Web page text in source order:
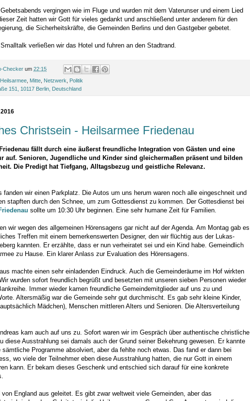
vergingen wie im Fluge und wurden mit dem Vaterunser und einem Lied
Zeit hatten wir Gott für vieles gedankt und anschließend unter anderem für den
die Sicherheitskräfte, die Gemeinden Berlins und den Gastgeber gebetet.
verließen wir das Hotel und fuhren an den Stadtrand.
Checker um 22:15
Heilsarmee Mitte Netzwerk
Politik
151, 10117 Berlin, Deutschland
Christsein - Heilsarmee Friedenau
fällt durch eine äußerst freundliche Integration von Gästen und eine
auf. Senioren, Jugendliche und Kinder sind gleichermaßen präsent und bilden
Die Predigt hat Tiefgang, Alltagsbezug und geistliche Relevanz.
fanden wir einen Parkplatz. Die Autos um uns herum waren noch alle eingeschneit und
stapften durch den Schnee, um zum Gottesdienst zu kommen. Der Gottesdienst bei
sollte um 10:30 Uhr beginnen. Eine sehr humane Zeit für Familien.
wir wegen des allgemeinen Hörensagens gar nicht auf der Agenda. Am Montag gab es
Treffen mit einem bemerkenswerten Designer, den wir flüchtig aus der Lukas-
kannten. Er erzählte, dass er nun verheiratet sei und ein Kind habe. Gemeindlich
zu Hause. Ein klarer Anlass zur Evaluation des Hörensagens.
machte einen sehr einladenden Eindruck. Auch die Gemeinderäume im Hof wirkten
wurden sofort freundlich begrüßt und besetzten mit unseren sieben Personen wieder
Immer wieder kamen freundliche Gemeindemitglieder auf uns zu und
Altersmäßig war die Gemeinde sehr gut durchmischt. Es gab sehr kleine Kinder,
Mädchen), Menschen mittleren Alters und Senioren. Die Altersverteilung
kam auch auf uns zu. Sofort waren wir im Gespräch über authentische christliche
diese Ausstrahlung sei damals auch der Grund seiner Bekehrung gewesen. Er kannte
Programme absolviert, aber da fehlte noch etwas. Das fand er dann bei
wo viele der Teilnehmer eben diese Ausstrahlung hatten, die nur Gott in einem
kann. Er bekam dieses Geschenk und entschied sich darauf für eine konkrete
von England aus geleitet. Es gibt zwar weltweit viele Gemeinden, aber das